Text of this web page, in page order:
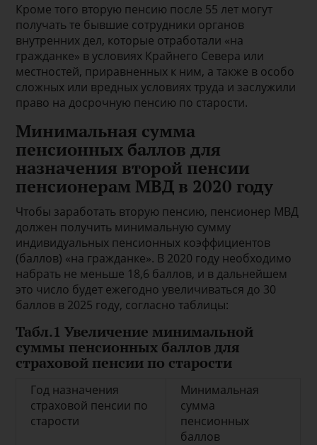
Кроме того вторую пенсию после 55 лет могут
получать те бывшие сотрудники органов
внутренних дел, которые отработали «на
гражданке» в условиях Крайнего Севера или
местностей, приравненных к ним, а также в особо
сложных или вредных условиях труда и заслужили
право на досрочную пенсию по старости.
Минимальная сумма
пенсионных баллов для
назначения второй пенсии
пенсионерам МВД в 2020 году
Чтобы заработать вторую пенсию, пенсионер МВД
должен получить минимальную сумму
индивидуальных пенсионных коэффициентов
(баллов) «на гражданке». В 2020 году необходимо
набрать не меньше 18,6 баллов, и в дальнейшем
это число будет ежегодно увеличиваться до 30
баллов в 2025 году, согласно таблицы:
Табл.1 Увеличение минимальной
суммы пенсионных баллов для
страховой пенсии по старости
Год назначения
страховой пенсии по
старости
Минимальная
сумма
пенсионных
баллов